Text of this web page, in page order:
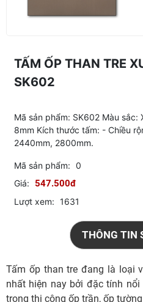
TẤM ỐP THAN TRE
SK602
Mã sản phẩm: SK602 Màu
8mm Kích thước tấm: - Chiều
2440mm, 2800mm.
Mã sản phẩm: 0
Giá: 547.500đ
Lượt xem: 1631
THÔNG TIN
Tấm ốp than tre đang là loại
nhất hiện nay bởi đặc tính
trong thi công ốp trần, ốp